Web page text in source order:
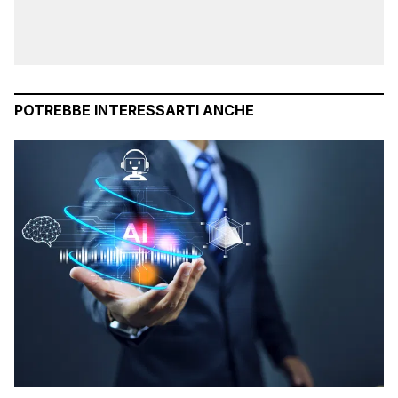
POTREBBE INTERESSARTI ANCHE